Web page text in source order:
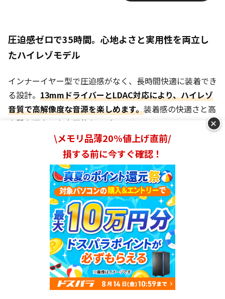
ランキングを見る
圧迫感ゼロで35時間。心地よさと実用性を両立し
たハイレゾモデル
インナーイヤー型で圧迫感がなく、長時間快適に装着でき
る設計。 13mmドライバーとLDAC対応により、ハイレゾ
音質で高解像度な音源を楽しめます。装着感の快適さと高
音質を両立した実用的なモデルです。
アダプティブANCが周囲の環境を自動認識し、最適なノイ
ズキャンセリングを提供。電車内やカフェでの使用時に雑
音をしっかり軽減。デュアルマイクとAI通話ノイズリダク
ション技術で、クリアな通話品質も実現します。
最大35時間のロングバッテリーで、充電ケース併用なら数
日の旅行でも対応。IP54防水性能により日常の汗や雨に
も強く、スポーツや通勤など様々なシーンで活躍。
Bluetooth 6.1とマルチポイント接続対応で、複数のデバ
イスの間でスムーズな切り替えが可能です。
+
\メモリ品薄20%値上げ直前/
損する前に今すぐ確認！